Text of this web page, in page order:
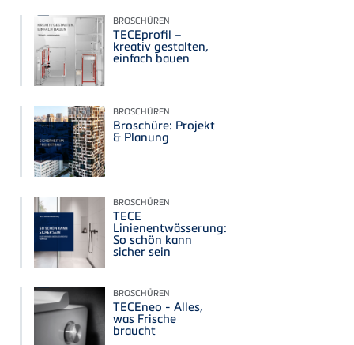
BROSCHÜREN
TECEprofil –
kreativ gestalten,
einfach bauen
BROSCHÜREN
Broschüre: Projekt
& Planung
BROSCHÜREN
TECE
Linienentwässerung:
So schön kann
sicher sein
BROSCHÜREN
TECEneo - Alles,
was Frische
braucht